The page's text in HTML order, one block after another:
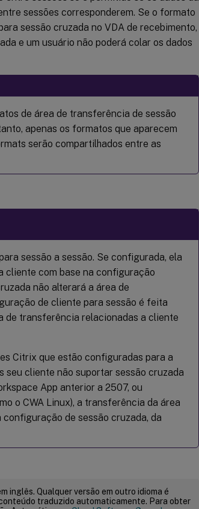
sessões corresponderem. Se o formato
sessão cruzada no VDA de recebimento,
e um usuário não poderá colar os dados
de área de transferência de sessão
apenas os formatos que aparecem
serão compartilhados entre as
sessão a sessão. Se configurada, ela
cliente com base na configuração
não alterará a área de
de cliente para sessão é feita
de transferência relacionadas a cliente
Citrix que estão configuradas para a
seu cliente não suportar sessão cruzada
App anterior a 2507, ou
o CWA Linux), a transferência da área
de sessão cruzada, da
inglês. Qualquer versão em outro idioma é
traduzido automaticamente. Para obter